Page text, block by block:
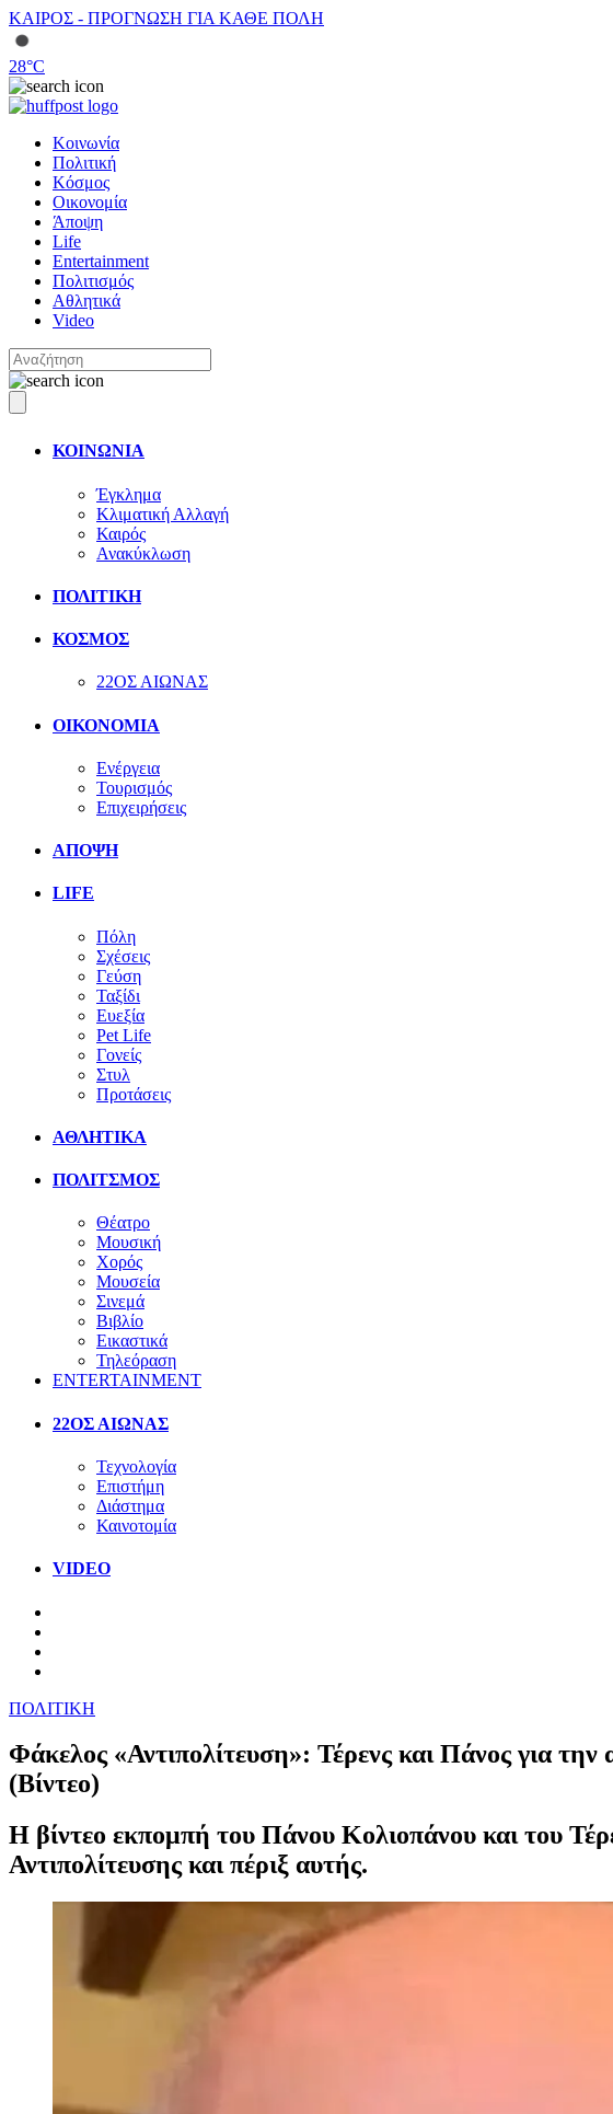
ΚΑΙΡΟΣ - ΠΡΟΓΝΩΣΗ ΓΙΑ ΚΑΘΕ ΠΟΛΗ
28°C
Κοινωνία
Πολιτική
Κόσμος
Οικονομία
Άποψη
Life
Entertainment
Πολιτισμός
Αθλητικά
Video
ΚΟΙΝΩΝΙΑ
Έγκλημα
Κλιματική Αλλαγή
Καιρός
Ανακύκλωση
ΠΟΛΙΤΙΚΗ
ΚΟΣΜΟΣ
22ΟΣ ΑΙΩΝΑΣ
ΟΙΚΟΝΟΜΙΑ
Ενέργεια
Τουρισμός
Επιχειρήσεις
ΑΠΟΨΗ
LIFE
Πόλη
Σχέσεις
Γεύση
Ταξίδι
Ευεξία
Pet Life
Γονείς
Στυλ
Προτάσεις
ΑΘΛΗΤΙΚΑ
ΠΟΛΙΤΣΜΟΣ
Θέατρο
Μουσική
Χορός
Μουσεία
Σινεμά
Βιβλίο
Εικαστικά
Τηλεόραση
ENTERTAINMENT
22ΟΣ ΑΙΩΝΑΣ
Τεχνολογία
Επιστήμη
Διάστημα
Καινοτομία
VIDEO
ΠΟΛΙΤΙΚΗ
Φάκελος «Αντιπολίτευση»: Τέρενς και Πάνος για την
(Βίντεο)
Η βίντεο εκπομπή του Πάνου Κολιοπάνου και του
Αντιπολίτευσης και πέριξ αυτής.